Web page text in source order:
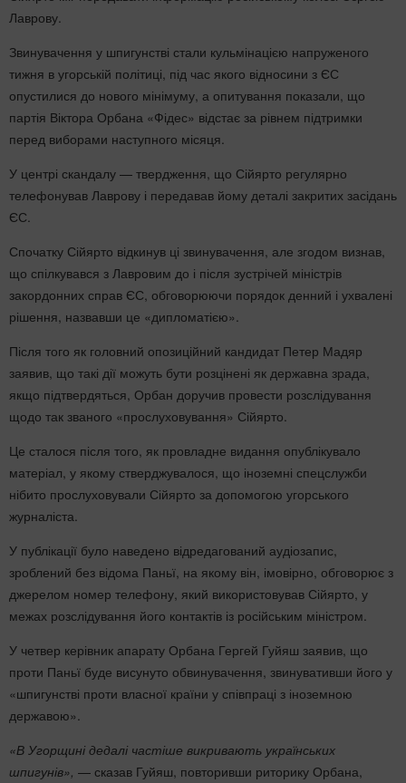
Лаврову.
Звинувачення у шпигунстві стали кульмінацією напруженого
тижня в угорській політиці, під час якого відносини з ЄС
опустилися до нового мінімуму, а опитування показали, що
партія Віктора Орбана «Фідес» відстає за рівнем підтримки
перед виборами наступного місяця.
У центрі скандалу — твердження, що Сійярто регулярно
телефонував Лаврову і передавав йому деталі закритих засідань
ЄС.
Спочатку Сійярто відкинув ці звинувачення, але згодом визнав,
що спілкувався з Лавровим до і після зустрічей міністрів
закордонних справ ЄС, обговорюючи порядок денний і ухвалені
рішення, назвавши це «дипломатією».
Після того як головний опозиційний кандидат Петер Мадяр
заявив, що такі дії можуть бути розцінені як державна зрада,
якщо підтвердяться, Орбан доручив провести розслідування
щодо так званого «прослуховування» Сійярто.
Це сталося після того, як провладне видання опублікувало
матеріал, у якому стверджувалося, що іноземні спецслужби
нібито прослуховували Сійярто за допомогою угорського
журналіста.
У публікації було наведено відредагований аудіозапис,
зроблений без відома Паньї, на якому він, імовірно, обговорює з
джерелом номер телефону, який використовував Сійярто, у
межах розслідування його контактів із російським міністром.
У четвер керівник апарату Орбана Гергей Гуйяш заявив, що
проти Паньї буде висунуто обвинувачення, звинувативши його у
«шпигунстві проти власної країни у співпраці з іноземною
державою».
«В Угорщині дедалі частіше викривають українських
шпигунів», — сказав Гуйяш, повторивши риторику Орбана,